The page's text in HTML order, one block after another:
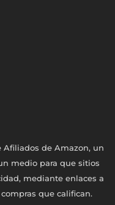
Afiliados de Amazon, un
medio para que sitios
mediante enlaces a
que califican.